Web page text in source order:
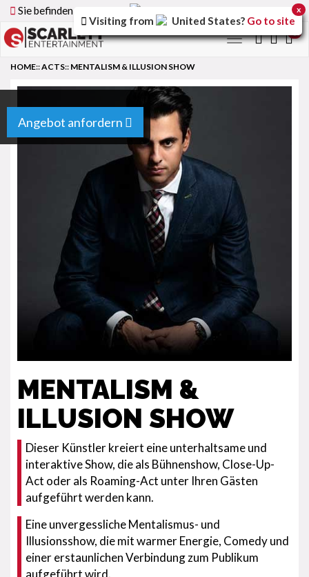
Sie befinden sich auf der Version der Website
Toggle
Angebot anfordern
HOME::ACTS:: MENTALISM & ILLUSION SHOW
MENTALISM &
ILLUSION SHOW
Dieser Künstler kreiert eine unterhaltsame und
interaktive Show, die als Bühnenshow, Close-Up-
Act oder als Roaming-Act unter Ihren Gästen
aufgeführt werden kann.
Eine unvergessliche Mentalismus- und
Illusionsshow, die mit warmer Energie, Comedy und
einer erstaunlichen Verbindung zum Publikum
aufgeführt wird.
Visiting from United States? Go to site
x